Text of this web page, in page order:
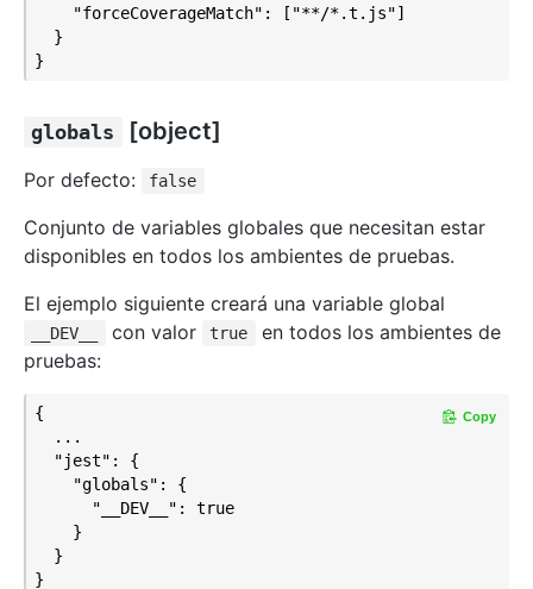
    "forceCoverageMatch": ["**/*.t.js"]
  }
globals [object]
Por defecto: false
Conjunto de variables globales que necesitan estar
disponibles en todos los ambientes de pruebas.
El ejemplo siguiente creará una variable global
__DEV__ con valor true
en todos los ambientes de
pruebas:
{
  ...
  "jest": {
    "globals": {
      "__DEV__": true
    }
  }
Copy